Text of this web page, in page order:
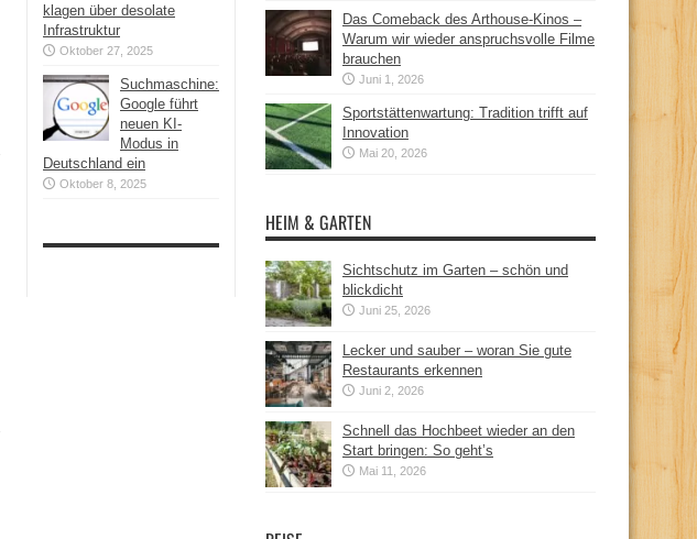
klagen über desolate
Infrastruktur
Oktober 27, 2025
Suchmaschine:
Google führt
neuen KI-
Modus in
Deutschland ein
Oktober 8, 2025
Das Comeback des Arthouse-Kinos –
Warum wir wieder anspruchsvolle Filme
brauchen
Juni 1, 2026
Sportstättenwartung: Tradition trifft auf
Innovation
Mai 20, 2026
HEIM & GARTEN
Sichtschutz im Garten – schön und
blickdicht
Juni 25, 2026
Lecker und sauber – woran Sie gute
Restaurants erkennen
Juni 2, 2026
Schnell das Hochbeet wieder an den
Start bringen: So geht’s
Mai 11, 2026